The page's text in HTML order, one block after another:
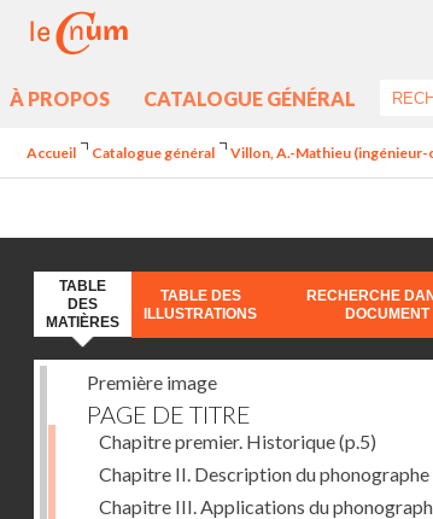
À PROPOS CATALOGUE GÉNÉRAL
Accueil Catalogue général Villon, A.-Mathieu (ingénieur-
TABLE
DES
MATIÈRES
TABLE DES
ILLUSTRATIONS
RECHERCHE
DOCUMENT
Première image
PAGE DE TITRE
Chapitre premier. Historique(p.5)
Chapitre II. Description du
Chapitre III. Applications du